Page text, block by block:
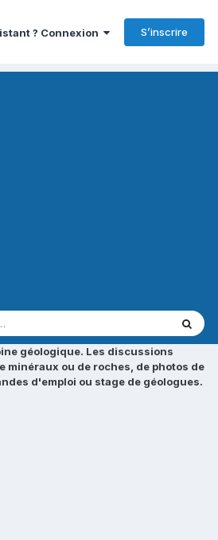
? Connexion S’inscrire
géologique. Les discussions
ou de roches, de photos de
d'emploi ou stage de géologues.